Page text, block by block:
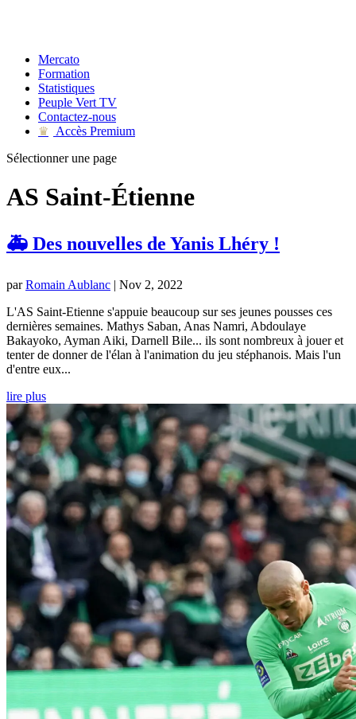
Mercato
Formation
Statistiques
Peuple Vert TV
Contactez-nous
♛
Accès Premium
Sélectionner une page
AS Saint-Étienne
🚑 Des nouvelles de Yanis Lhéry !
parRomain Aublanc | Nov 2, 2022
L'AS Saint-Etienne s'appuie beaucoup sur ses jeunes pousses ces
dernières semaines. Mathys Saban, Anas Namri, Abdoulaye
Bakayoko, Ayman Aiki, Darnell Bile... ils sont nombreux à jouer et
tenter de donner de l'élan à l'animation du jeu stéphanois. Mais l'un
d'entre eux...
lire plus